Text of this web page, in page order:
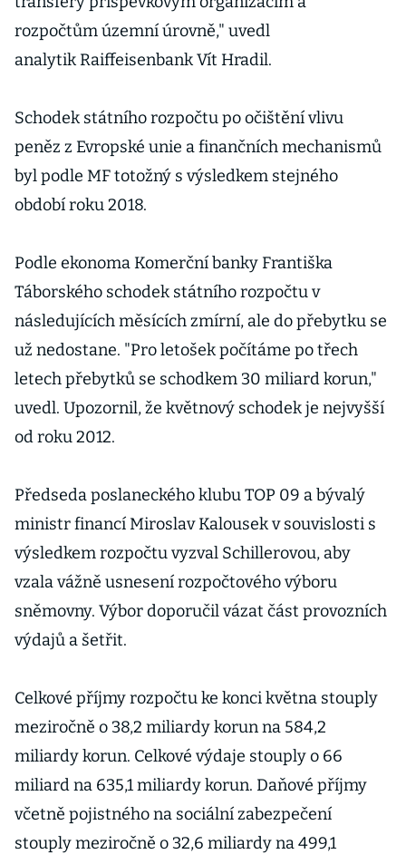
rozpočtům územní úrovně," uvedl
analytik Raiffeisenbank Vít Hradil.
Schodek státního rozpočtu po očištění vlivu
peněz z Evropské unie a finančních mechanismů
byl podle MF totožný s výsledkem stejného
období roku 2018.
Podle ekonoma Komerční banky Františka
Táborského schodek státního rozpočtu v
následujících měsících zmírní, ale do přebytku se
už nedostane. "Pro letošek počítáme po třech
letech přebytků se schodkem 30 miliard korun,"
uvedl. Upozornil, že květnový schodek je nejvyšší
od roku 2012.
Předseda poslaneckého klubu TOP 09 a bývalý
ministr financí Miroslav Kalousek v souvislosti s
výsledkem rozpočtu vyzval Schillerovou, aby
vzala vážně usnesení rozpočtového výboru
sněmovny. Výbor doporučil vázat část provozních
výdajů a šetřit.
Celkové příjmy rozpočtu ke konci května stouply
meziročně o 38,2 miliardy korun na 584,2
miliardy korun. Celkové výdaje stouply o 66
miliard na 635,1 miliardy korun. Daňové příjmy
včetně pojistného na sociální zabezpečení
stouply meziročně o 32,6 miliardy na 499,1